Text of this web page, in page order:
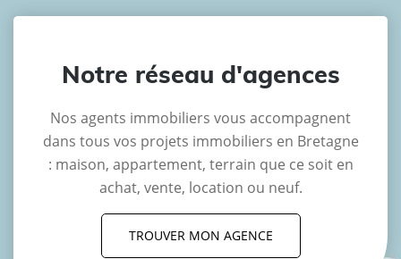
Notre réseau d'agences
Nos agents immobiliers vous accompagnent
dans tous vos projets immobiliers en Bretagne
: maison, appartement, terrain que ce soit en
achat, vente, location ou neuf.
TROUVER MON AGENCE